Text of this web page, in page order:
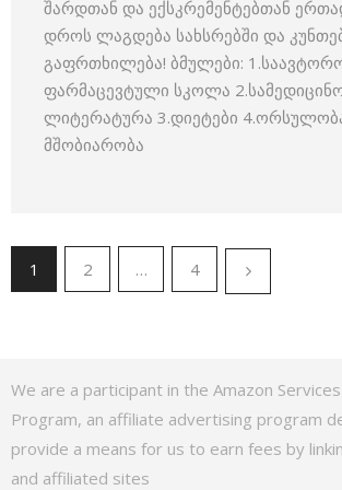
შარდთან და ექსკრემენტებთან
დროს ლაგდება სახსრებში და
გაფრთხილება! ბმულები:
ფარმაცევტული სკოლა
ლიტერატურა 3.დიეტები
მშობიარობა
1 2 … 4
We are a participant in the Amazon
Program, an affiliate advertising program
provide a means for us to earn fees by
and affiliated sites